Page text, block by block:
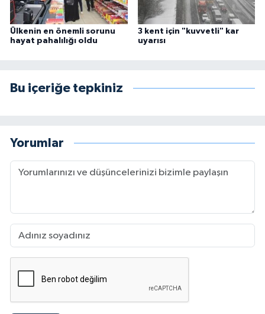
Ülkenin en önemli sorunu
hayat pahalılığı oldu
3 kent için "kuvvetli" kar
uyarısı
Bu içeriğe tepkiniz
Yorumlar